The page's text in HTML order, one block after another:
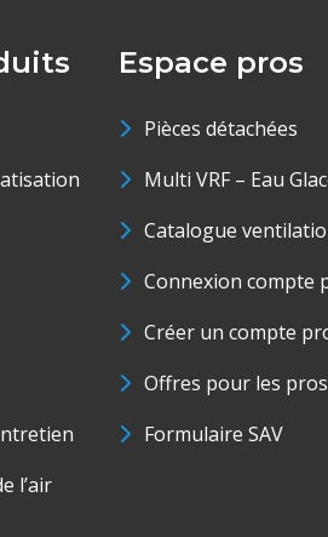
l’air
Espace pros
Pièces détachées
Multi VRF – Eau
Catalogue
Connexion compte
Créer un compte
Offres pour les pros
Formulaire SAV